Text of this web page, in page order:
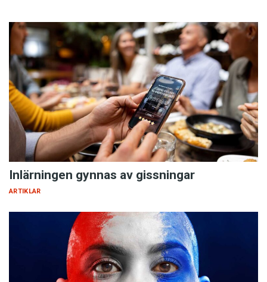
Inlärningen gynnas av gissningar
ARTIKLAR